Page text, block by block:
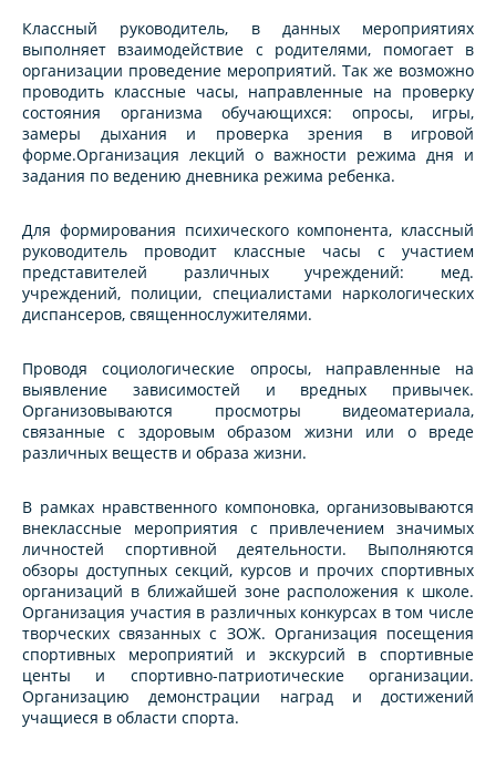
Классный руководитель, в данных мероприятиях
выполняет взаимодействие с родителями, помогает в
организации проведение мероприятий. Так же возможно
проводить классные часы, направленные на проверку
состояния организма обучающихся: опросы, игры,
замеры дыхания и проверка зрения в игровой
форме.Организация лекций о важности режима дня и
задания по ведению дневника режима ребенка.
Для формирования психического компонента, классный
руководитель проводит классные часы с участием
представителей различных учреждений: мед.
учреждений, полиции, специалистами наркологических
диспансеров, священнослужителями.
Проводя социологические опросы, направленные на
выявление зависимостей и вредных привычек.
Организовываются просмотры видеоматериала,
связанные с здоровым образом жизни или о вреде
различных веществ и образа жизни.
В рамках нравственного компоновка, организовываются
внеклассные мероприятия с привлечением значимых
личностей спортивной деятельности. Выполняются
обзоры доступных секций, курсов и прочих спортивных
организаций в ближайшей зоне расположения к школе.
Организация участия в различных конкурсах в том числе
творческих связанных с ЗОЖ. Организация посещения
спортивных мероприятий и экскурсий в спортивные
центы и спортивно-патриотические организации.
Организацию демонстрации наград и достижений
учащиеся в области спорта.